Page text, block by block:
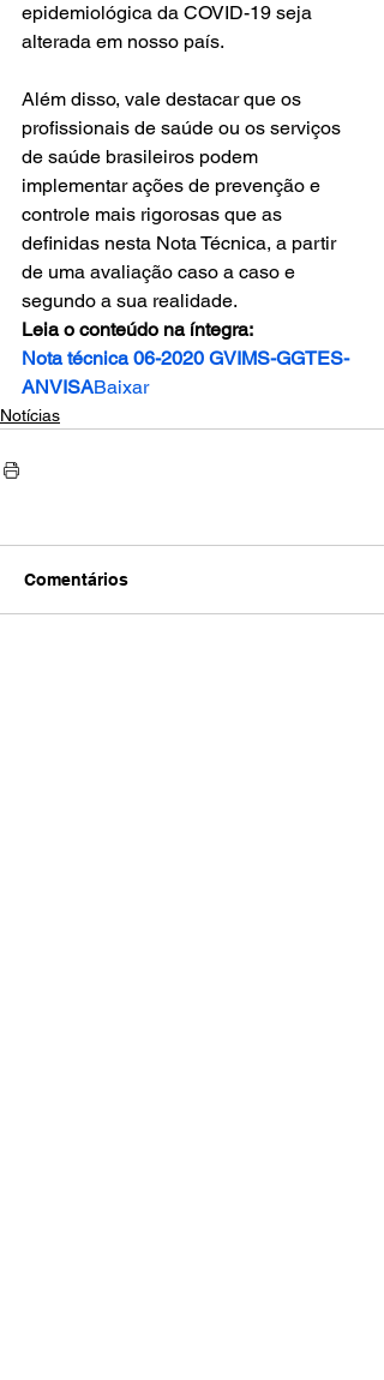
epidemiológica da COVID-19 seja
alterada em nosso país.
Além disso, vale destacar que os
profissionais de saúde ou os serviços
de saúde brasileiros podem
implementar ações de prevenção e
controle mais rigorosas que as
definidas nesta Nota Técnica, a partir
de uma avaliação caso a caso e
segundo a sua realidade.
Leia o conteúdo na íntegra:
Nota técnica 06-2020 GVIMS-GGTES-
ANVISABaixar
Notícias
Comentários